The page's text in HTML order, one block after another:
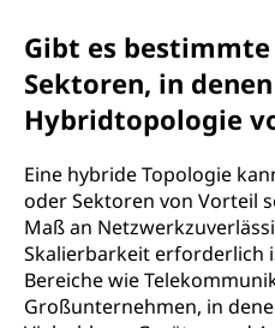
Gibt es
Sektoren, in
Hybridtopologie
Eine hybride Topologie
oder Sektoren von Vorteil
Maß an
Skalierbarkeit erforderlich
Bereiche wie
Großunternehmen, in